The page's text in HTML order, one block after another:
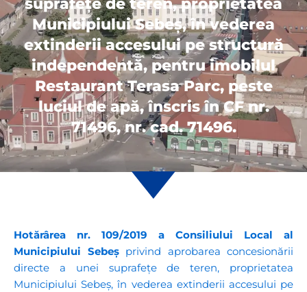
suprafețe de teren, proprietatea
Municipiului Sebeș, în vederea
extinderii accesului pe structură
independentă, pentru imobilul
Restaurant Terasa Parc, peste
luciul de apă, înscris în CF nr.
71496, nr. cad. 71496.
Hotărârea nr. 109/2019
a Consiliului Local al
Municipiului Sebeșprivind aprobarea concesionării
directe a unei suprafețe de teren, proprietatea
Municipiului Sebeș, în vederea extinderii accesului pe